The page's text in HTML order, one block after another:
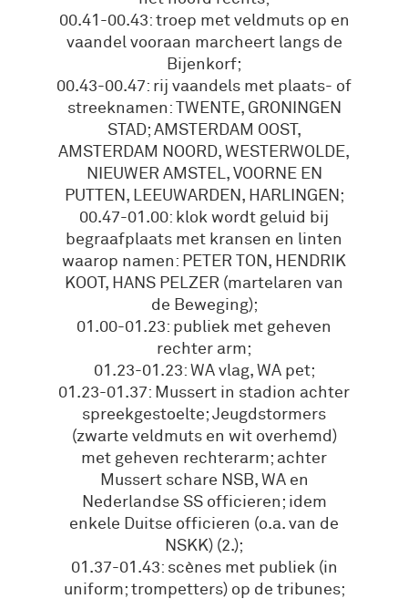
00.41-00.43: troep met veldmuts op en
vaandel vooraan marcheert langs de
Bijenkorf;
00.43-00.47: rij vaandels met plaats- of
streeknamen: TWENTE, GRONINGEN
STAD; AMSTERDAM OOST,
AMSTERDAM NOORD, WESTERWOLDE,
NIEUWER AMSTEL, VOORNE EN
PUTTEN, LEEUWARDEN, HARLINGEN;
00.47-01.00: klok wordt geluid bij
begraafplaats met kransen en linten
waarop namen: PETER TON, HENDRIK
KOOT, HANS PELZER (martelaren van
de Beweging);
01.00-01.23: publiek met geheven
rechter arm;
01.23-01.23: WA vlag, WA pet;
01.23-01.37: Mussert in stadion achter
spreekgestoelte; Jeugdstormers
(zwarte veldmuts en wit overhemd)
met geheven rechterarm; achter
Mussert schare NSB, WA en
Nederlandse SS officieren; idem
enkele Duitse officieren (o.a. van de
NSKK) (2.);
01.37-01.43: scènes met publiek (in
uniform; trompetters) op de tribunes;